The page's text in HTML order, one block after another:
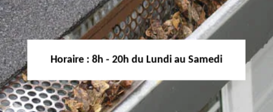
Horaire : 8h - 20h du Lundi au Samedi